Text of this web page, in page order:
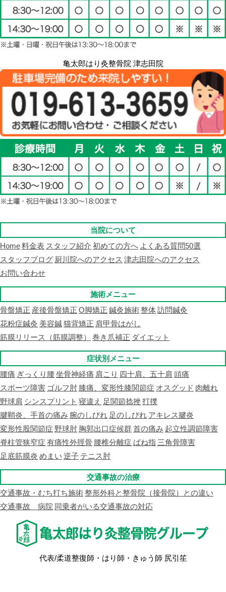
亀太郎はり灸整骨院 津志田院
当院について
Home料金表 スタッフ紹介 初めての方へ よくある質問50選
スタッフブログ 厨川院へのアクセス 津志田院へのアクセス
お問い合わせ
施術メニュー
骨盤矯正 産後骨盤矯正 O脚矯正 鍼灸施術整体訪問鍼灸
花粉症鍼灸 美容鍼猫背矯正 肩甲骨はがし
筋膜リリース（筋膜調整）
巻き爪補正 ダイエット
症状別メニュー
腰痛 ぎっくり腰坐骨神経痛 肩こり 四十肩、五十肩 頭痛
スポーツ障害 ゴルフ肘 膝痛、変形性膝関節症 オスグッド 肉離れ
野球肩 シンスプリント 寝違え 足関節捻挫打撲
腱鞘炎、手首の痛み 腕のしびれ 足のしびれ アキレス腱炎
変形性股関節症 野球肘 胸郭出口症候群首の痛み 起立性調節障害
脊柱管狭窄症 有痛性外脛骨 腰椎分離症 ばね指 三角骨障害
足底筋膜炎 めまい 逆子 テニス肘
交通事故の治療
交通事故・むち打ち施術整形外科と整骨院（接骨院）との違い
交通事故 病院 同乗者がいる交通事故の対応
代表/柔道整復師・はり師・きゅう師 尻引笙